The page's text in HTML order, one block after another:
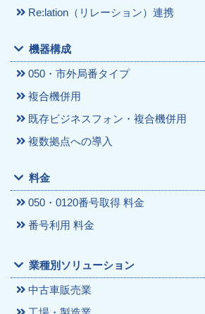
Re:lation（リレーション）連携
機器構成
050・市外局番タイプ
複合機併用
既存ビジネスフォン・複合機併用
複数拠点への導入
料金
050・0120番号取得 料金
番号利用 料金
業種別ソリューション
中古車販売業